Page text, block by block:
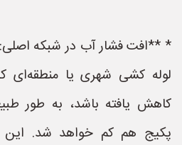
* **افت فشار آب در شبکه
لوله کشی شهری یا منطقه‌ای
کاهش یافته باشد، به طور
پکیج هم کم خواهد شد. این